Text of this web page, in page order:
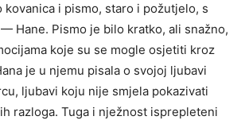
kovanica i pismo, staro i požutjelo, s
Hane. Pismo je bilo kratko, ali snažno,
koje su se mogle osjetiti kroz
je u njemu pisala o svojoj ljubavi
ljubavi koju nije smjela pokazivati
razloga. Tuga i nježnost isprepleteni